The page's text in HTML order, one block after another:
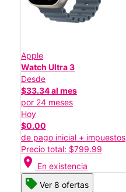
Apple
Watch Ultra 3
Desde
$33.34 al mes
por 24 meses
Hoy
$0.00
de pago inicial + impuestos
Precio total: $799.99
location_on En existencia
Ver 8 ofertas